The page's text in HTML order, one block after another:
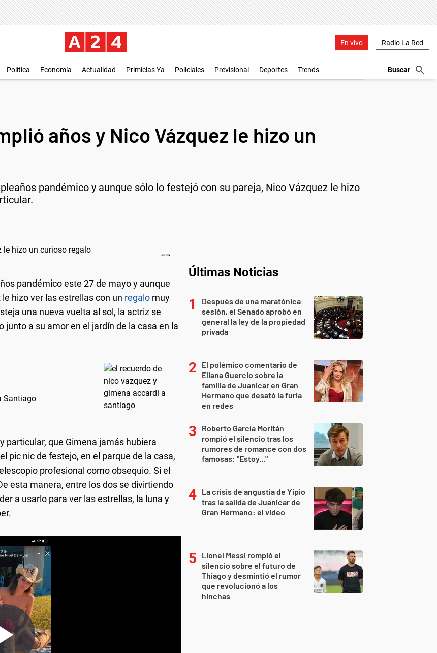
En vivo Radio La Red
Política Economía Actualidad Primicias Ya Policiales Previsional Deportes Trends
años y Nico Vázquez le hizo un
pandémico y aunque sólo lo festejó con su pareja, Nico Vázquez le hizo
pandémico este 27 de mayo y aunque
le hizo ver las estrellas con un regalo muy
una nueva vuelta al sol, la actriz se
a su amor en el jardín de la casa en la
Santiago
particular, que Gimena jamás hubiera
pic nic de festejo, en el parque de la casa,
profesional como obsequio. Si el
esta manera, entre los dos se divirtiendo
a usarlo para ver las estrellas, la luna y
Últimas Noticias
Después de una maratónica
sesión, el Senado aprobó en
general la ley de la propiedad
privada
El polémico comentario de
Eliana Guercio sobre la
familia de Juanicar en Gran
Hermano que desató la furia
en redes
Roberto García Moritán
rompió el silencio tras los
rumores de romance con dos
famosas: "Estoy..."
La crisis de angustia de Yipio
tras la salida de Juanicar de
Gran Hermano: el video
Lionel Messi rompió el
silencio sobre el futuro de
Thiago y desmintió el rumor
que revolucionó a los
hinchas